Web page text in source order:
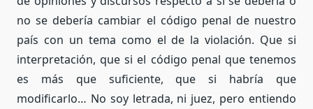
no se debería cambiar el código penal de nuestro
país con un tema como el de la violación. Que si
interpretación, que si el código penal que tenemos
es más que suficiente, que si habría que
modificarlo… No soy letrada, ni juez, pero entiendo